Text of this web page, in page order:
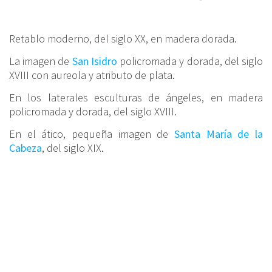
Retablo moderno, del siglo XX, en madera dorada.
La imagen de San Isidro policromada y dorada, del siglo
XVIII con aureola y atributo de plata.
En los laterales esculturas de ángeles, en madera
policromada y dorada, del siglo XVIII.
En el ático, pequeña imagen de Santa María de la
Cabeza, del siglo XIX.